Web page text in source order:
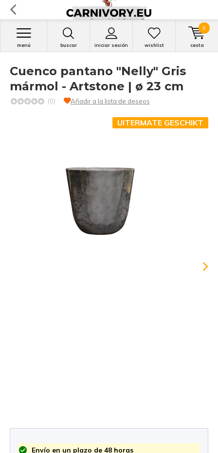
buscar iniciar sesión
menú wishlist cesta
0
Cuenco pantano "Nelly" Gris
mármol - Artstone | ø 23 cm
(0) Añadir a la lista de deseos
UITERMATE GESCHIKT
Envío en un plazo de 48 horas